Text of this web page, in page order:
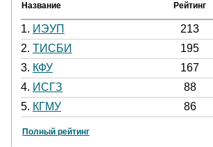
Название Рейтинг
1. ИЭУП
213
2. ТИСБИ
195
3. КФУ
167
4. ИСГЗ
88
5. КГМУ 86
Полный рейтинг